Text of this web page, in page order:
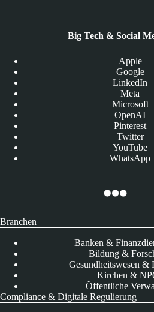
Big Tech & Social
Apple
Google
LinkedIn
Meta
Microsoft
OpenAI
Pinterest
Twitter
YouTube
WhatsApp
Branchen
Banken &
Bildung &
Gesundheitswesen &
Kirchen &
Öffentliche
Compliance & Digitale Regulierung